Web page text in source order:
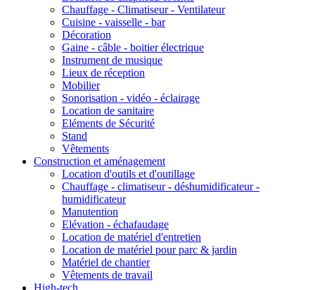
Chauffage - Climatiseur - Ventilateur
Cuisine - vaisselle - bar
Décoration
Gaine - câble - boitier électrique
Instrument de musique
Lieux de réception
Mobilier
Sonorisation - vidéo - éclairage
Location de sanitaire
Eléments de Sécurité
Stand
Vêtements
Construction et aménagement
Location d'outils et d'outillage
Chauffage - climatiseur - déshumidificateur -
humidificateur
Manutention
Elévation - échafaudage
Location de matériel d'entretien
Location de matériel pour parc & jardin
Matériel de chantier
Vêtements de travail
High-tech